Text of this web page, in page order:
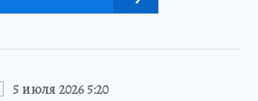
5 июля 2026 5:20